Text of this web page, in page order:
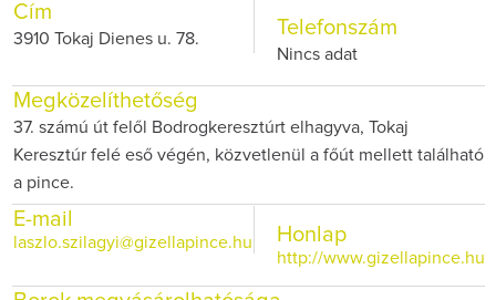
Cím
3910 Tokaj Dienes u. 78. Telefonszám
Nincs adat
Megközelíthetőség
37. számú út felől Bodrogkeresztúrt elhagyva, Tokaj
Keresztúr felé eső végén, közvetlenül a főút mellett található
a pince.
E-mail
laszlo.szilagyi@gizellapince.hu Honlap
http://www.gizellapince.hu